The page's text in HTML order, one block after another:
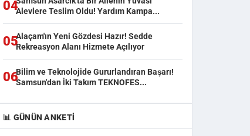
04
Alevlere Teslim Oldu! Yardım Kampa...
05Alaçam'ın Yeni Gözdesi Hazır! Sedde
Rekreasyon Alanı Hizmete Açılıyor
06Bilim ve Teknolojide Gururlandıran Başarı!
Samsun'dan İki Takım TEKNOFES...
📊 GÜNÜN ANKETI